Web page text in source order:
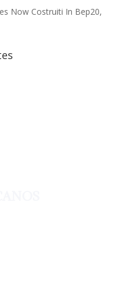
Now Costruiti In Bep20,